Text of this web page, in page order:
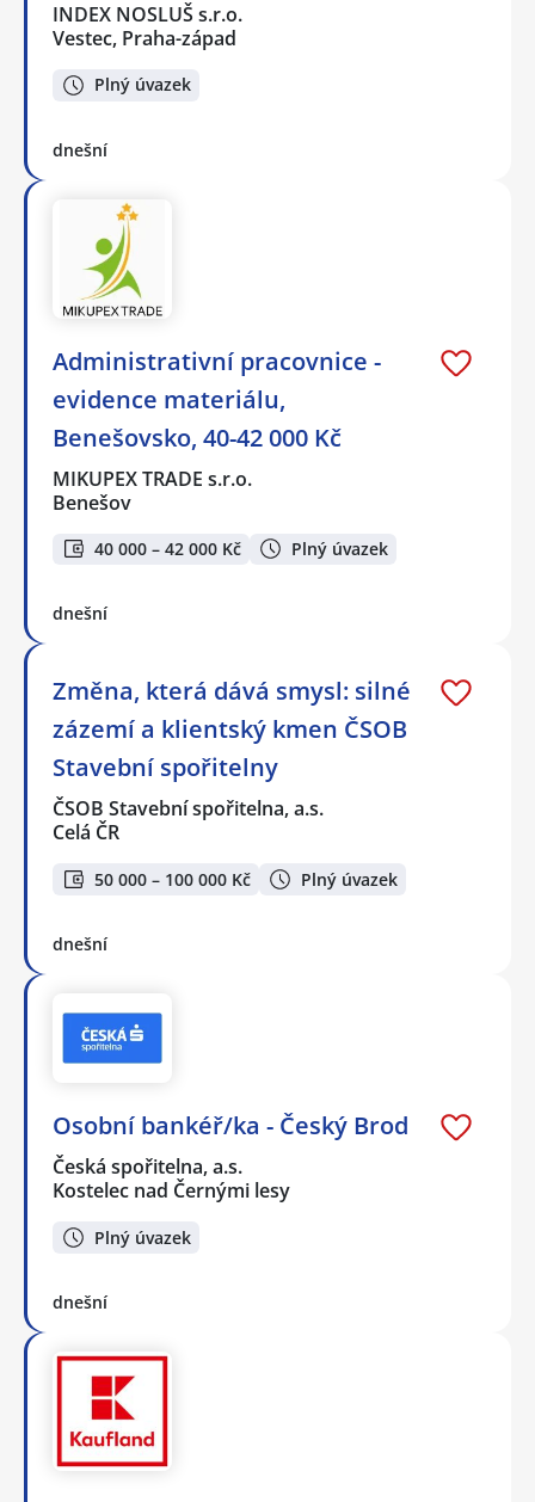
INDEX NOSLUŠ s.r.o.
Vestec, Praha-západ
Plný úvazek
dnešní
Administrativní pracovnice -
evidence materiálu,
Benešovsko, 40-42 000 Kč
MIKUPEX TRADE s.r.o.
Benešov
40 000 – 42 000 Kč Plný úvazek
dnešní
Změna, která dává smysl: silné
zázemí a klientský kmen ČSOB
Stavební spořitelny
ČSOB Stavební spořitelna, a.s.
Celá ČR
50 000 – 100 000 Kč Plný úvazek
dnešní
Osobní bankéř/ka - Český Brod
Česká spořitelna, a.s.
Kostelec nad Černými lesy
Plný úvazek
dnešní